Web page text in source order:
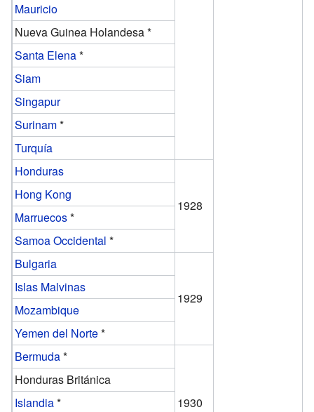
Mauricio
Nueva Guinea Holandesa *
Santa Elena*
Siam
Singapur
Surinam*
Turquía
Honduras
1928
Hong Kong
Marruecos*
Samoa Occidental *
Bulgaria
1929
Islas Malvinas
Mozambique
Yemen del Norte*
Bermuda*
1930
Honduras Británica
Islandia*